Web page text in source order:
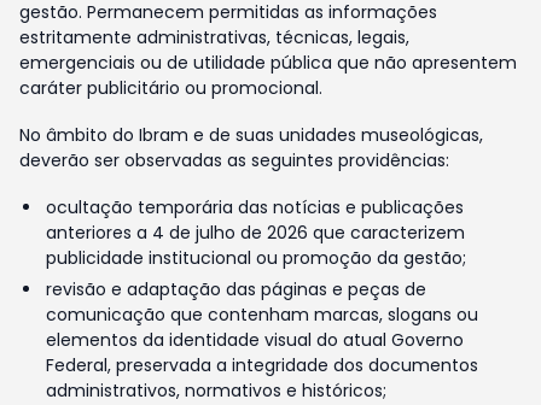
gestão. Permanecem permitidas as informações
estritamente administrativas, técnicas, legais,
emergenciais ou de utilidade pública que não apresentem
caráter publicitário ou promocional.
No âmbito do Ibram e de suas unidades museológicas,
deverão ser observadas as seguintes providências:
ocultação temporária das notícias e publicações
anteriores a 4 de julho de 2026 que caracterizem
publicidade institucional ou promoção da gestão;
revisão e adaptação das páginas e peças de
comunicação que contenham marcas, slogans ou
elementos da identidade visual do atual Governo
Federal, preservada a integridade dos documentos
administrativos, normativos e históricos;